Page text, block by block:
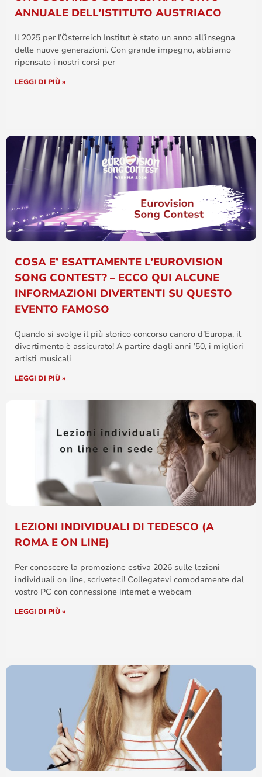
ANNUALE DELL’ISTITUTO AUSTRIACO
Il 2025 per l’Österreich Institut è stato un anno all’insegna
delle nuove generazioni. Con grande impegno, abbiamo
ripensato i nostri corsi per
LEGGI DI PIÙ »
COSA E’ ESATTAMENTE L’EUROVISION
SONG CONTEST? – ECCO QUI ALCUNE
INFORMAZIONI DIVERTENTI SU QUESTO
EVENTO FAMOSO
Quando si svolge il più storico concorso canoro d’Europa, il
divertimento è assicurato! A partire dagli anni ’50, i migliori
artisti musicali
LEGGI DI PIÙ »
LEZIONI INDIVIDUALI DI TEDESCO (A
ROMA E ON LINE)
Per conoscere la promozione estiva 2026 sulle lezioni
individuali on line, scriveteci! Collegatevi comodamente dal
vostro PC con connessione internet e webcam
LEGGI DI PIÙ »